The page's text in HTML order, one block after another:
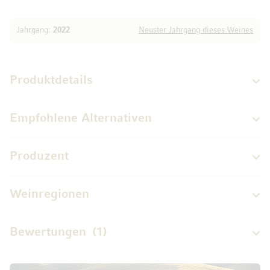
Jahrgang: 2022 Neuster Jahrgang dieses Weines
Produktdetails
Empfohlene Alternativen
Produzent
Weinregionen
Bewertungen 1